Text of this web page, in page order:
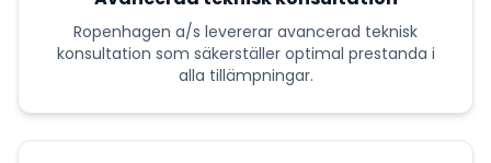
Ropenhagen a/s levererar avancerad teknisk
konsultation som säkerställer optimal prestanda i
alla tillämpningar.